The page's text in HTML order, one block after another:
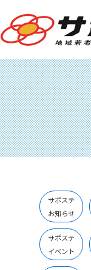
サポステ
お知らせ
サポステ
イベント